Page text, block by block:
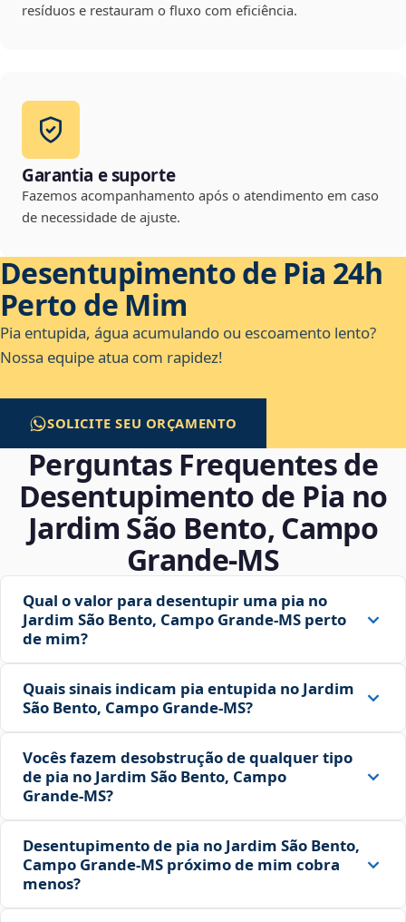
resíduos e restauram o fluxo com eficiência.
Garantia e suporte
Fazemos acompanhamento após o atendimento em caso
de necessidade de ajuste.
Desentupimento de Pia 24h
Perto de Mim
Pia entupida, água acumulando ou escoamento lento?
Nossa equipe atua com rapidez!
SOLICITE SEU ORÇAMENTO
Perguntas Frequentes de
Desentupimento de Pia no
Jardim São Bento, Campo
Grande‑MS
Qual o valor para desentupir uma pia no
Jardim São Bento, Campo Grande‑MS perto
de mim?
Quais sinais indicam pia entupida no Jardim
São Bento, Campo Grande‑MS?
Vocês fazem desobstrução de qualquer tipo
de pia no Jardim São Bento, Campo
Grande‑MS?
Desentupimento de pia no Jardim São Bento,
Campo Grande‑MS próximo de mim cobra
menos?